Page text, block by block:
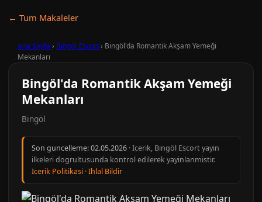
← Tum Makaleler
Ana Sayfa › Bingöl Escort› Bingöl'da Romantik Akşam Yemeği
Mekanları
Bingöl'da Romantik Akşam Yemeği
Mekanları
Bingöl
Son guncelleme:02.05.2026 · Icerik, Bingöl Escort yayin
ilkeleri dogrultusunda kontrol edilerek yayinlanmistir.
Icerik Politikasi ·Ihlal Bildir